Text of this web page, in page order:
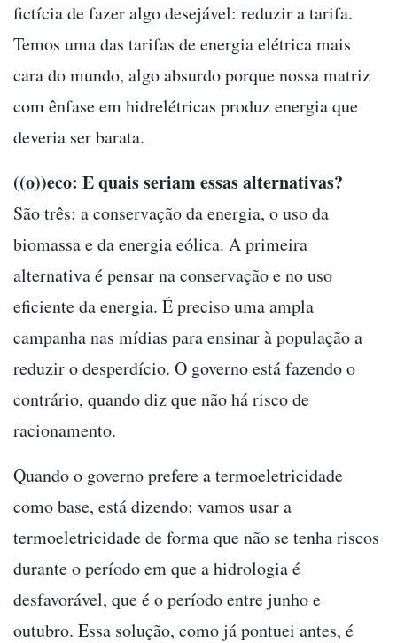
fictícia de fazer algo desejável: reduzir a tarifa.
Temos uma das tarifas de energia elétrica mais
cara do mundo, algo absurdo porque nossa matriz
com ênfase em hidrelétricas produz energia que
deveria ser barata.
((o))eco: E quais seriam essas alternativas?
São três: a conservação da energia, o uso da
biomassa e da energia eólica. A primeira
alternativa é pensar na conservação e no uso
eficiente da energia. É preciso uma ampla
campanha nas mídias para ensinar à população a
reduzir o desperdício. O governo está fazendo o
contrário, quando diz que não há risco de
racionamento.
Quando o governo prefere a termoeletricidade
como base, está dizendo: vamos usar a
termoeletricidade de forma que não se tenha riscos
durante o período em que a hidrologia é
desfavorável, que é o período entre junho e
outubro. Essa solução, como já pontuei antes, é